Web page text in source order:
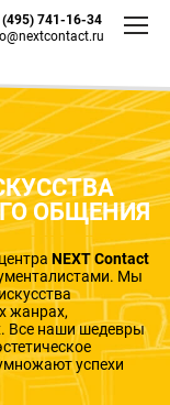
ОБЩЕНИЯ
NEXT Contact
Мы
жанрах,
Все наши шедевры
успехи
(495) 741-16-34